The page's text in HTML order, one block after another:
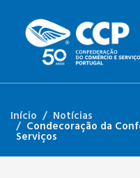
Início Notícias
Condecoração da
Serviços